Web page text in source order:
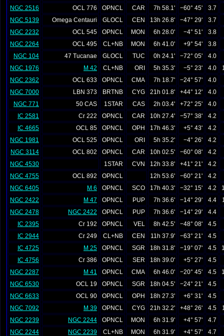
NGC 2516
OCL 776 OPNCL CAR 7h 58.1' −60° 45'
3.7
NGC 5139
Omega Centauri GLOCL CEN 13h 26.8' −47° 29'
3.7
NGC 2232
OCL 545 OPNCL MON 6h 28.0' −4° 51'
3.8
NGC 2264
OCL 495 CL+NB MON 6h 41.0' +9° 54'
3.8
NGC 104
47 Tucanae GLOCL TUC 0h 24.1' −72° 05'
4.0
NGC 1976
M 42 CL+NB ORI 5h 35.3' −5° 23' 4.0
NGC 2362
OCL 633 OPNCL CMA 7h 18.7' −24° 57'
4.0
NGC 7000
LBN 373 BRTNB CYG 21h 01.8' +44° 12'
4.0
NGC 771
50 CAS 1STAR CAS 2h 03.4' +72° 25'
4.0
IC 2581
Cr 222 OPNCL CAR 10h 27.4' −57° 38'
4.2
IC 4665
OCL 85 OPNCL OPH 17h 46.3' +5° 43'
4.2
NGC 1981
OCL 525 OPNCL ORI 5h 35.2' −4° 26'
4.2
NGC 3114
OCL 802 OPNCL CAR 10h 02.5' −60° 08'
4.2
NGC 4530
1STAR CVN 12h 33.8' +41° 21'
4.2
NGC 4755
OCL 892 OPNCL 12h 53.6' −60° 21'
4.2
NGC 6405
M 6 OPNCL SCO 17h 40.3' −32° 15' 4.2
NGC 2422
M 47 OPNCL PUP 7h 36.6' −14° 29' 4.4
NGC 2478
NGC 2422 OPNCL PUP 7h 36.6' −14° 29'
4.4
IC 2395
Cr 192 OPNCL VEL 8h 42.5' −48° 08'
4.5
IC 2944
Cr 249 CL+NB CEN 11h 37.9' −63° 21'
4.5
IC 4725
M 25 OPNCL SGR 18h 31.8' −19° 07' 4.5
IC 4756
Cr 386 OPNCL SER 18h 39.0' +5° 27'
4.5
NGC 2287
M 41 OPNCL CMA 6h 46.0' −20° 45' 4.5
NGC 6530
OCL 19 OPNCL SGR 18h 04.5' −24° 21'
4.5
NGC 6633
OCL 90 OPNCL OPH 18h 27.3' +6° 31'
4.5
NGC 7092
M 39 OPNCL CYG 21h 32.2' +48° 26' 4.5
NGC 2239
NGC 2244 OPNCL MON 6h 31.9' +4° 57'
4.7
NGC 2244
NGC 2239 CL+NB MON 6h 31.9' +4° 57'
4.7